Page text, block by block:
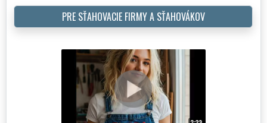
PRE SŤAHOVACIE FIRMY A SŤAHOVÁKOV